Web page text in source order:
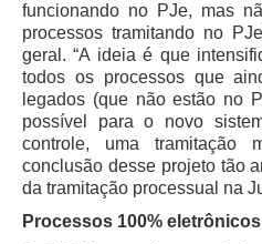
Comitê de Incentivo à
no âmbito do TRT-11
Comitê de Prevenção e
Moral, do Assédio Sexual
Comissão Permanente de
Comitê Gestor do Plano
no Âmbito do TRT11
Grupo Operacional do
funcionando no PJe, mas
processos tramitando no
geral. “A ideia é que
todos os processos que
legados (que não estão no
possível para o novo
controle, uma
conclusão desse projeto tão
da tramitação processual na
Processos 100% eletrônicos